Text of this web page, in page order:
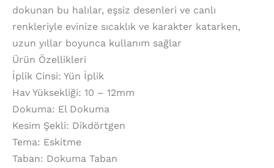
dokunan bu halılar, eşsiz desenleri ve canlı
renkleriyle evinize sıcaklık ve karakter katarken,
uzun yıllar boyunca kullanım sağlar
Ürün Özellikleri
İplik Cinsi: Yün İplik
Hav Yüksekliği: 10 – 12mm
Dokuma: El Dokuma
Kesim Şekli: Dikdörtgen
Tema: Eskitme
Taban: Dokuma Taban